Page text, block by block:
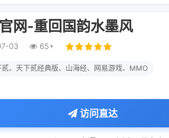
网-重回国韵水墨风
03 65+
、天下贰经典版、山海经、网易游戏、MMO
访问直达